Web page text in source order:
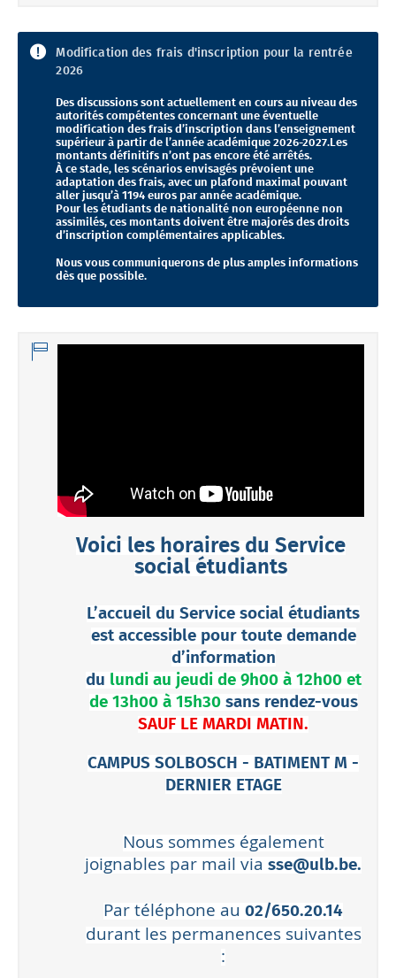
Modification des frais d'inscription pour la rentrée
2026
Des discussions sont actuellement en cours au niveau des
autorités compétentes concernant une éventuelle
modification des frais d’inscription dans l’enseignement
supérieur à partir de l’année académique 2026-2027.Les
montants définitifs n’ont pas encore été arrêtés.
À ce stade, les scénarios envisagés prévoient une
adaptation des frais, avec un plafond maximal pouvant
aller jusqu’à 1194 euros par année académique.
Pour les étudiants de nationalité non européenne non
assimilés, ces montants doivent être majorés des droits
d’inscription complémentaires applicables.
Nous vous communiquerons de plus amples informations
dès que possible.
Voici les horaires du Service
social étudiants
L’accueil du Service social étudiants
est accessible pour toute demande
d’information
du lundi au jeudi de 9h00 à 12h00 et
de 13h00 à 15h30 sans rendez-vous
SAUF LE MARDI MATIN.
CAMPUS SOLBOSCH - BATIMENT M -
DERNIER ETAGE
Nous sommes également
joignables par mail viasse@ulb.be.
Par téléphone au02/650.20.14
durant les permanences suivantes
: